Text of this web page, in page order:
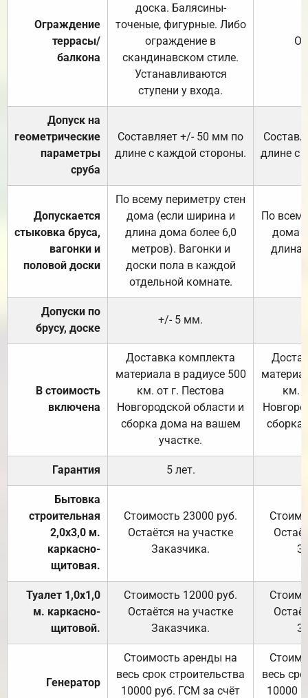
Ограждение
террасы/
балкона
доска. Балясины-
точеные, фигурные. Либо
ограждение в
скандинавском стиле.
Устанавливаются
ступени у входа.
Допуск на
геометрические
параметры
сруба
Составляет +/- 50 мм по
длине с каждой стороны.
длине с
Допускается
стыковка бруса,
вагонки и
половой доски
По всему периметру стен
дома (если ширина и
длина дома более 6,0
метров). Вагонки и
доски пола в каждой
отдельной комнате.
По
дома
длина
Допуски по
брусу, доске
+/- 5 мм.
В стоимость
включена
Доставка комплекта
материала в радиусе 500
км. от г. Пестова
Новгородской области и
сборка дома на вашем
участке.
км.
Гарантия 5 лет.
Бытовка
строительная
2,0х3,0 м.
каркасно-
щитовая.
Стоимость 23000 руб.
Остаётся на участке
Заказчика.
Туалет 1,0х1,0
м. каркасно-
щитовой.
Стоимость 12000 руб.
Остаётся на участке
Заказчика.
Генератор
Стоимость аренды на
весь срок строительства
10000 руб. ГСМ за счёт
весь
10000